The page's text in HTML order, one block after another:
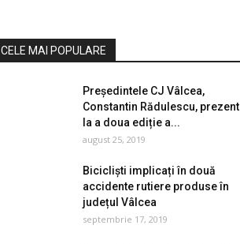
CELE MAI POPULARE
Președintele CJ Vâlcea,
Constantin Rădulescu, prezent
la a doua ediție a...
august 25, 2019
Bicicliști implicați în două
accidente rutiere produse în
județul Vâlcea
septembrie 17, 2019